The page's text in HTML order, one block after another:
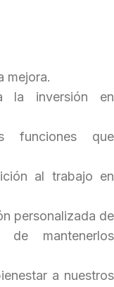
mejora.
la inversión en
funciones que
al trabajo en
personalizada de
mantenerlos
a nuestros